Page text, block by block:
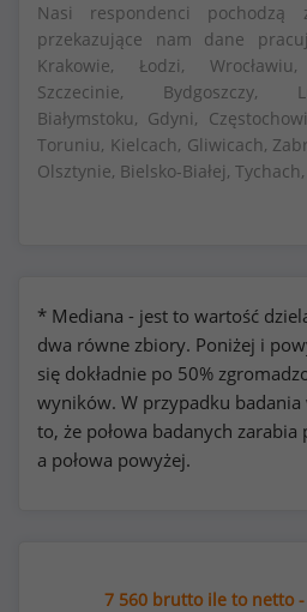
Nasi respondenci pochodzą
przekazujące nam dane
Krakowie, Łodzi,
Szczecinie, Bydgoszczy,
Białymstoku, Gdyni,
Toruniu, Kielcach, Gliwicach,
Olsztynie, Bielsko-Białej,
* Mediana - jest to wartość
dwa równe zbiory. Poniżej i
się dokładnie po 50%
wyników. W przypadku badania
to, że połowa badanych
a połowa powyżej.
7 560 brutto ile to netto